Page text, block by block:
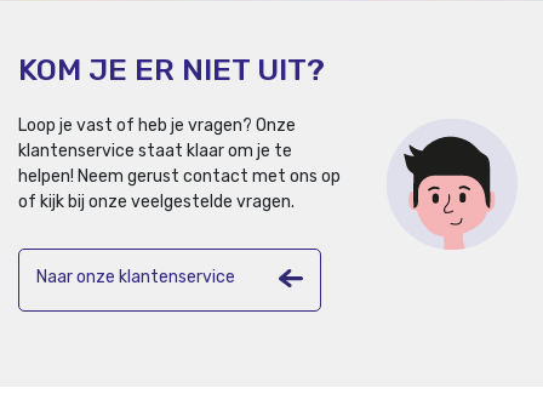
KOM JE ER NIET UIT?
Loop je vast of heb je vragen? Onze
klantenservice staat klaar om je te
helpen! Neem gerust contact met ons op
of kijk bij onze veelgestelde vragen.
Naar onze klantenservice